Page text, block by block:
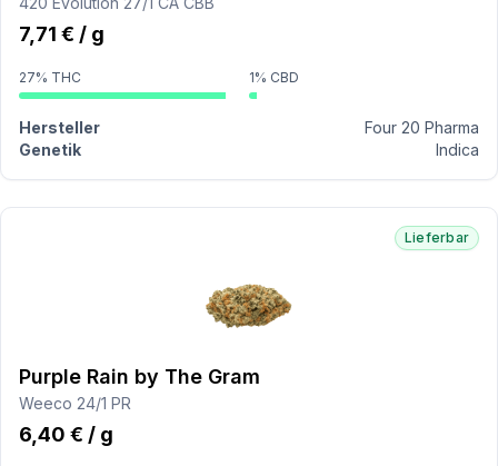
7,71 € / g
27% THC 1% CBD
Hersteller
Four 20 Pharma
Genetik
Indica
Lieferbar
Purple Rain by The Gram
Weeco 24/1 PR
6,40 € / g